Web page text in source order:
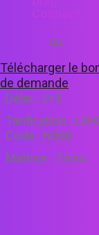
ou
Télécharger le
de demande
Délai : J+5
Tarification :
Code : N500
Matrice : Tissu